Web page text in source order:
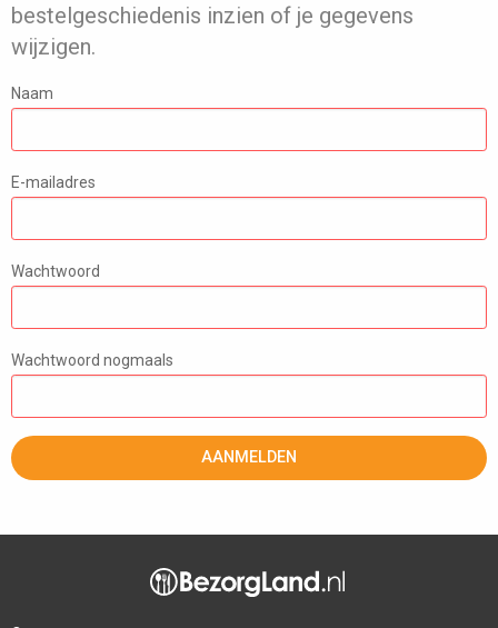
bestelgeschiedenis inzien of je gegevens
wijzigen.
Naam
E-mailadres
Wachtwoord
Wachtwoord nogmaals
AANMELDEN